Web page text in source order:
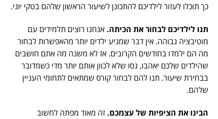
כך תוכלו לעזור לילדיכם להתכונן לשיעור הראשון שלהם בטקי יוני.
תנו לילדיכם לבחור את הכיתה. אנחנו רוצים תלמידים עם
מוטיבציה גבוהה. אין דבר שמניע ילדים יותר מהאפשרות לבחור
מה הם ילמדו בחודשים הקרובים. אז לא משנה מה אתם חושבים
שהילדים שלכם יאהבו, נסו שלא לכוון אותם יותר מדי כשמדובר
בבחירת שיעור. תנו להם לבחור קורס שמתאים לתחומי העניין
שלהם.
הבינו את הציפיות של עצמכם. זה מאוד מפתה לחשוב